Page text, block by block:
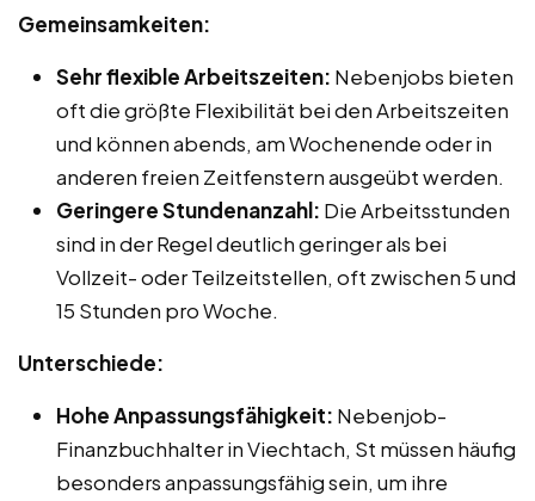
Gemeinsamkeiten:
Sehr flexible Arbeitszeiten: Nebenjobs bieten
oft die größte Flexibilität bei den Arbeitszeiten
und können abends, am Wochenende oder in
anderen freien Zeitfenstern ausgeübt werden.
Geringere Stundenanzahl: Die Arbeitsstunden
sind in der Regel deutlich geringer als bei
Vollzeit- oder Teilzeitstellen, oft zwischen 5 und
15 Stunden pro Woche.
Unterschiede:
Hohe Anpassungsfähigkeit: Nebenjob-
Finanzbuchhalter in Viechtach, St müssen häufig
besonders anpassungsfähig sein, um ihre